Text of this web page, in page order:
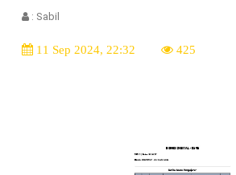
: Sabil
11 Sep 2024, 22:32 425